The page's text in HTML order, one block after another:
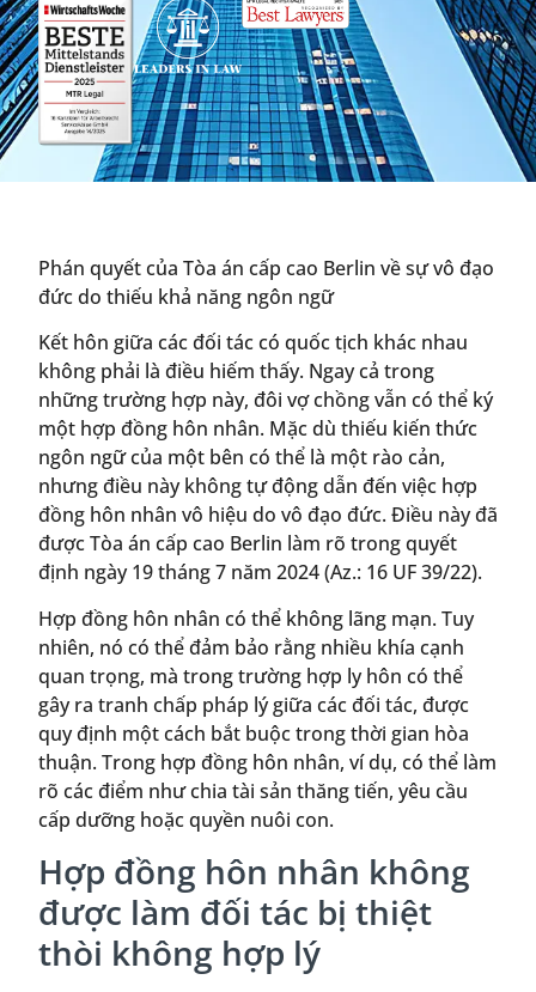
Phán quyết của Tòa án cấp cao Berlin về sự vô đạo
đức do thiếu khả năng ngôn ngữ
Kết hôn giữa các đối tác có quốc tịch khác nhau
không phải là điều hiếm thấy. Ngay cả trong
những trường hợp này, đôi vợ chồng vẫn có thể ký
một hợp đồng hôn nhân. Mặc dù thiếu kiến thức
ngôn ngữ của một bên có thể là một rào cản,
nhưng điều này không tự động dẫn đến việc hợp
đồng hôn nhân vô hiệu do vô đạo đức. Điều này đã
được Tòa án cấp cao Berlin làm rõ trong quyết
định ngày 19 tháng 7 năm 2024 (Az.: 16 UF 39/22).
Hợp đồng hôn nhân có thể không lãng mạn. Tuy
nhiên, nó có thể đảm bảo rằng nhiều khía cạnh
quan trọng, mà trong trường hợp ly hôn có thể
gây ra tranh chấp pháp lý giữa các đối tác, được
quy định một cách bắt buộc trong thời gian hòa
thuận. Trong hợp đồng hôn nhân, ví dụ, có thể làm
rõ các điểm như chia tài sản thăng tiến, yêu cầu
cấp dưỡng hoặc quyền nuôi con.
Hợp đồng hôn nhân không
được làm đối tác bị thiệt
thòi không hợp lý